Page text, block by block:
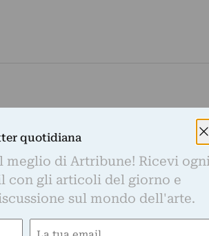
quotidiana
meglio di Artribune! Ricevi ogni
con gli articoli del giorno e
sul mondo dell'arte.
Email